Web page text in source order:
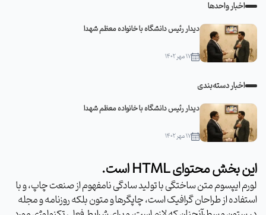
اخبار واحدها
دیدار رئیس دانشگاه با خانواده معظم شهدا
۱۷ مهر ۱۴۰۲
اخبار دسته‌بندی
دیدار رئیس دانشگاه با خانواده معظم شهدا
۱۷ مهر ۱۴۰۲
این بخش محتوای HTML است.
لورم ایپسوم متن ساختگی با تولید سادگی نامفهوم از صنعت چاپ، و با
استفاده از طراحان گرافیک است، چاپگرها و متون بلکه روزنامه و مجله